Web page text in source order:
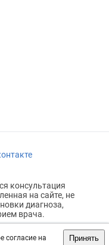
согласие на
Принять
консультация
на сайте, не
диагноза,
врача.